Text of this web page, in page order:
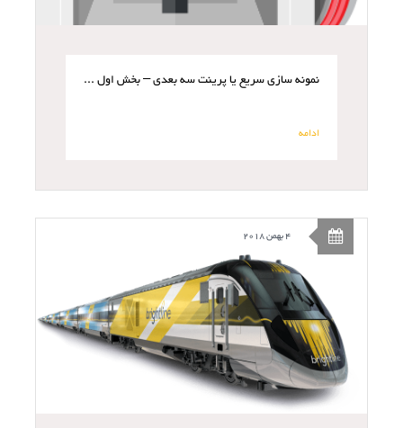
نمونه سازی سریع یا پرینت سه بعدی – بخش اول / FDM
ادامه
4 بهمن 2018